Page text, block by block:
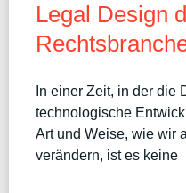
Legal Design
In einer Zeit, in der die
technologische
Art und Weise, wie wir
verändern, ist es keine